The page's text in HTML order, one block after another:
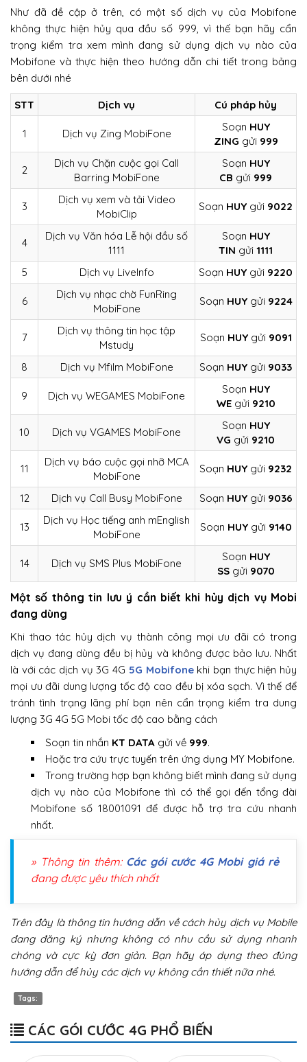
Như đã đề cập ở trên, có một số dịch vụ của Mobifone
không thực hiện hủy qua đầu số 999, vì thế bạn hãy cẩn
trọng kiểm tra xem mình đang sử dụng dịch vụ nào của
Mobifone và thực hiện theo hướng dẫn chi tiết trong bảng
bên dưới nhé
STT Dịch vụ Cú pháp hủy
1 Dịch vụ Zing MobiFone
Soạn HUY
ZING gửi 999
2
Dịch vụ Chặn cuộc gọi Call
Barring MobiFone
Soạn HUY
CB gửi 999
3
Dịch vụ xem và tải Video
MobiClip
Soạn HUY gửi 9022
4
Dịch vụ Văn hóa Lễ hội đầu số
1111
Soạn HUY
TIN gửi 1111
5
Dịch vụ LiveInfo Soạn HUY gửi 9220
6
Dịch vụ nhạc chờ FunRing
MobiFone
Soạn HUYgửi 9224
7
Dịch vụ thông tin học tập
Mstudy
Soạn HUYgửi 9091
8 Dịch vụ Mfilm MobiFone Soạn HUY gửi 9033
9 Dịch vụ WEGAMES MobiFone
Soạn HUY
WEgửi 9210
10 Dịch vụ VGAMES MobiFone
Soạn HUY
VG gửi 9210
11
Dịch vụ báo cuộc gọi nhỡ MCA
MobiFone
Soạn HUY gửi 9232
12 Dịch vụ Call Busy MobiFone Soạn HUYgửi 9036
13
Dịch vụ Học tiếng anh mEnglish
MobiFone
Soạn HUYgửi 9140
14 Dịch vụ SMS Plus MobiFone
Soạn HUY
SSgửi 9070
Một số thông tin lưu ý cần biết khi hủy dịch vụ Mobi
đang dùng
Khi thao tác hủy dịch vụ thành công mọi ưu đãi có trong
dịch vụ đang dùng đều bị hủy và không được bảo lưu. Nhất
là với các dịch vụ 3G 4G 5G Mobifonekhi bạn thực hiện hủy
mọi ưu đãi dung lượng tốc độ cao đều bị xóa sạch. Vì thế để
tránh tình trạng lãng phí bạn nên cẩn trọng kiểm tra dung
lượng 3G 4G 5G Mobi tốc độ cao bằng cách
Soạn tin nhắn KT DATA gửi về 999.
Hoặc tra cứu trực tuyến trên ứng dụng MY Mobifone.
Trong trường hợp bạn không biết mình đang sử dụng
dịch vụ nào của Mobifone thì có thể gọi đến tổng đài
Mobifone số 18001091 để được hỗ trợ tra cứu nhanh
nhất.
» Thông tin thêm: Các gói cước 4G Mobi giá rẻ
đang được yêu thích nhất
Trên đây là thông tin hướng dẫn về cách hủy dịch vụ Mobile
đang đăng ký nhưng không có nhu cầu sử dụng nhanh
chóng và cực kỳ đơn giản. Bạn hãy áp dụng theo đúng
hướng dẫn để hủy các dịch vụ không cần thiết nữa nhé.
Tags:
CÁC GÓI CƯỚC 4G PHỔ BIẾN